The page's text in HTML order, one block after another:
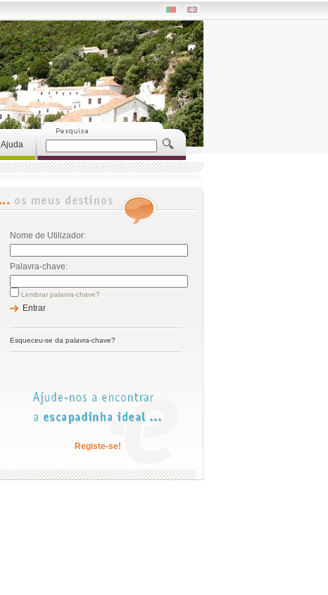
Ajuda
Nome de Utilizador:
Palavra-chave:
Lembrar palavra-chave?
Entrar
Esqueceu-se da palavra-chave?
Registe-se!